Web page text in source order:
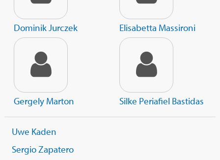
Dominik Jurczek Elisabetta Massironi
Gergely Marton Silke Periafiel Bastidas
Uwe Kaden
Sergio Zapatero